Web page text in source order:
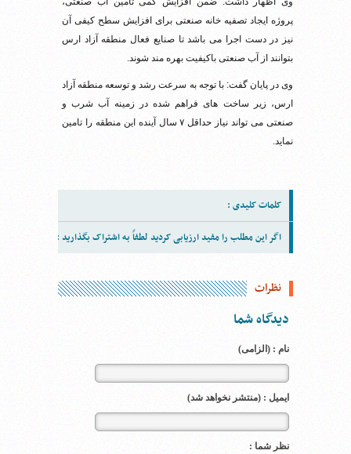
پروژه ایجاد تصفیه خانه صنعتی برای افزایش سطح کیفی آن
نیز در دست اجرا می باشد تا صنایع فعال منطقه آزاد ارس
بتوانند از آب صنعتی باکیفیت بهره مند شوند.
وی در پایان گفت: با توجه به سرعت رشد و توسعه منطقه آزاد
ارس، زیر ساخت های فراهم شده در زمینه آب شرب و
صنعتی می تواند نیاز حداقل ۷ سال آینده این منطقه را تامین
نماید.
کلمات کلیدی :
اگر این مطلب را مفید ارزیابی کردید لطفاً به اشتراک بگذارید :
نظرات
دیدگاه شما
نام : (الزامی)
ایمیل : (منتشر نخواهد شد)
نظر شما :